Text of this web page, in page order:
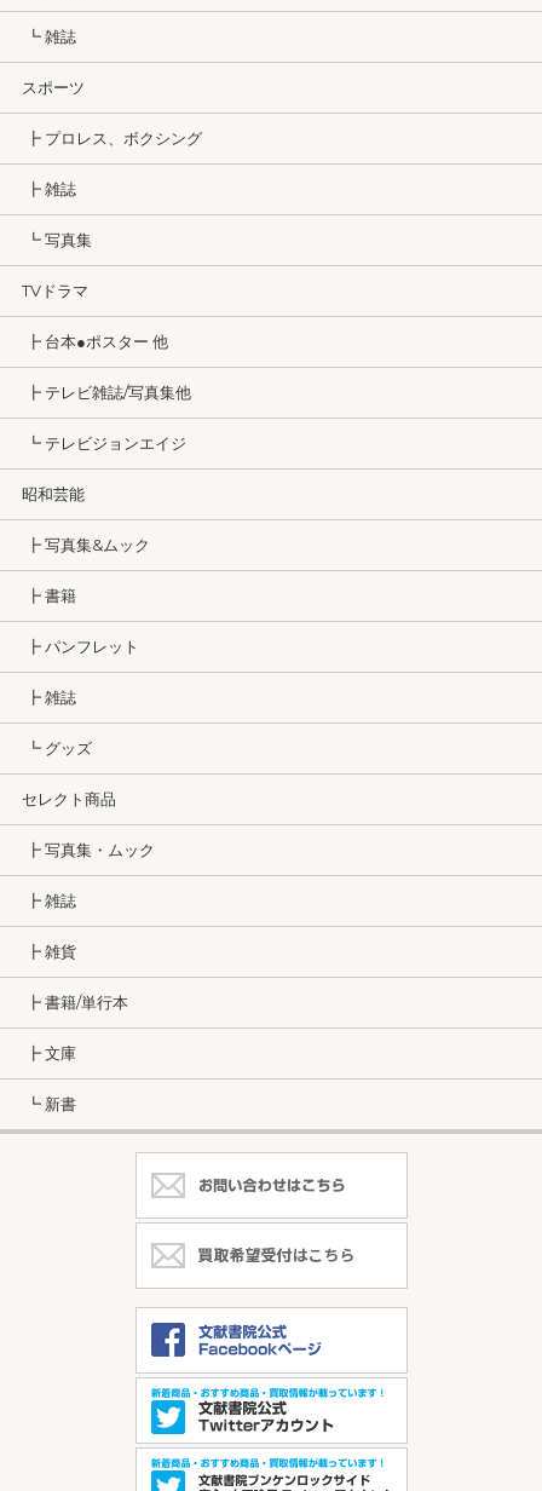
┗ 雑誌
スポーツ
┣ プロレス、ボクシング
┣ 雑誌
┗ 写真集
TVドラマ
┣ 台本●ポスター 他
┣ テレビ雑誌/写真集他
┗ テレビジョンエイジ
昭和芸能
┣ 写真集&ムック
┣ 書籍
┣ パンフレット
┣ 雑誌
┗ グッズ
セレクト商品
┣ 写真集・ムック
┣ 雑誌
┣ 雑貨
┣ 書籍/単行本
┣ 文庫
┗ 新書